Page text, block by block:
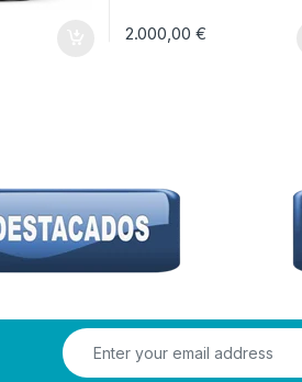
2.000,00 €